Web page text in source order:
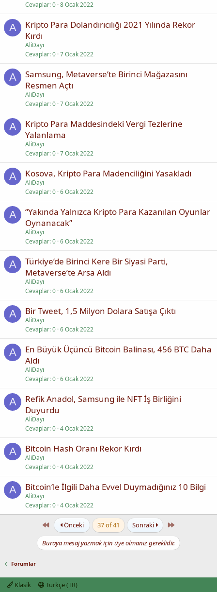
Cevaplar 0 8 Ocak 2022
A
Kripto Para Dolandırıcılığı 2021 Yılında Rekor
Kırdı
AliDayı
Cevaplar 0 7 Ocak 2022
A
Samsung, Metaverse’te Birinci Mağazasını
Resmen Açtı
AliDayı
Cevaplar 0 7 Ocak 2022
A
Kripto Para Maddesindeki Vergi Tezlerine
Yalanlama
AliDayı
Cevaplar 0 7 Ocak 2022
A Kosova, Kripto Para Madenciliğini Yasakladı
AliDayı
Cevaplar 0 6 Ocak 2022
A
“Yakında Yalnızca Kripto Para Kazanılan Oyunlar
Oynanacak”
AliDayı
Cevaplar 0 6 Ocak 2022
A
Türkiye’de Birinci Kere Bir Siyasi Parti,
Metaverse’te Arsa Aldı
AliDayı
Cevaplar 0 6 Ocak 2022
A Bir Tweet, 1,5 Milyon Dolara Satışa Çıktı
AliDayı
Cevaplar 0 6 Ocak 2022
A
En Büyük Üçüncü Bitcoin Balinası, 456 BTC Daha
Aldı
AliDayı
Cevaplar 0 6 Ocak 2022
A
Refik Anadol, Samsung ile NFT İş Birliğini
Duyurdu
AliDayı
Cevaplar 0 4 Ocak 2022
A Bitcoin Hash Oranı Rekor Kırdı
AliDayı
Cevaplar 0 4 Ocak 2022
A Bitcoin’le İlgili Daha Evvel Duymadığınız 10 Bilgi
AliDayı
Cevaplar 0 4 Ocak 2022
First Önceki 37 of 41 Sonraki Last
Buraya mesaj yazmak için üye olmanız gereklidir.
Forumlar
Klasik Türkçe (TR)